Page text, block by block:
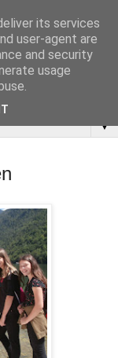
▼
its services
user-agent are
and security
usage